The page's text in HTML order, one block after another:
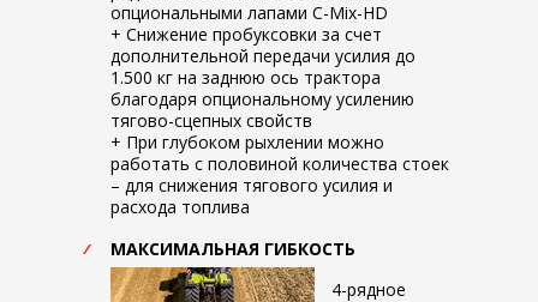
опциональными лапами C-Mix-HD
+ Снижение пробуксовки за счет
дополнительной передачи усилия до
1.500 кг на заднюю ось трактора
благодаря опциональному усилению
тягово-сцепных свойств
+ При глубоком рыхлении можно
работать с половиной количества стоек
– для снижения тягового усилия и
расхода топлива
МАКСИМАЛЬНАЯ ГИБКОСТЬ
4-рядное